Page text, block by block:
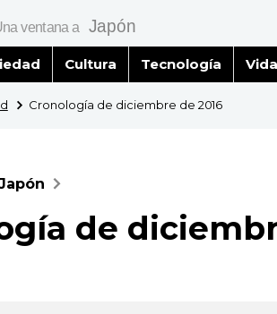
Cultura Tecnología Vida
Cronología de diciembre de 2016
de